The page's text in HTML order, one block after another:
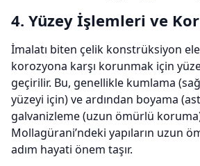
4. Yüzey İşlemleri ve
İmalatı biten çelik konstrüksiyon
korozyona karşı korunmak için
geçirilir. Bu, genellikle kumlama
yüzeyi için) ve ardından boyama
galvanizleme (uzun ömürlü
Mollagürani’ndeki yapıların uzun
adım hayati önem taşır.